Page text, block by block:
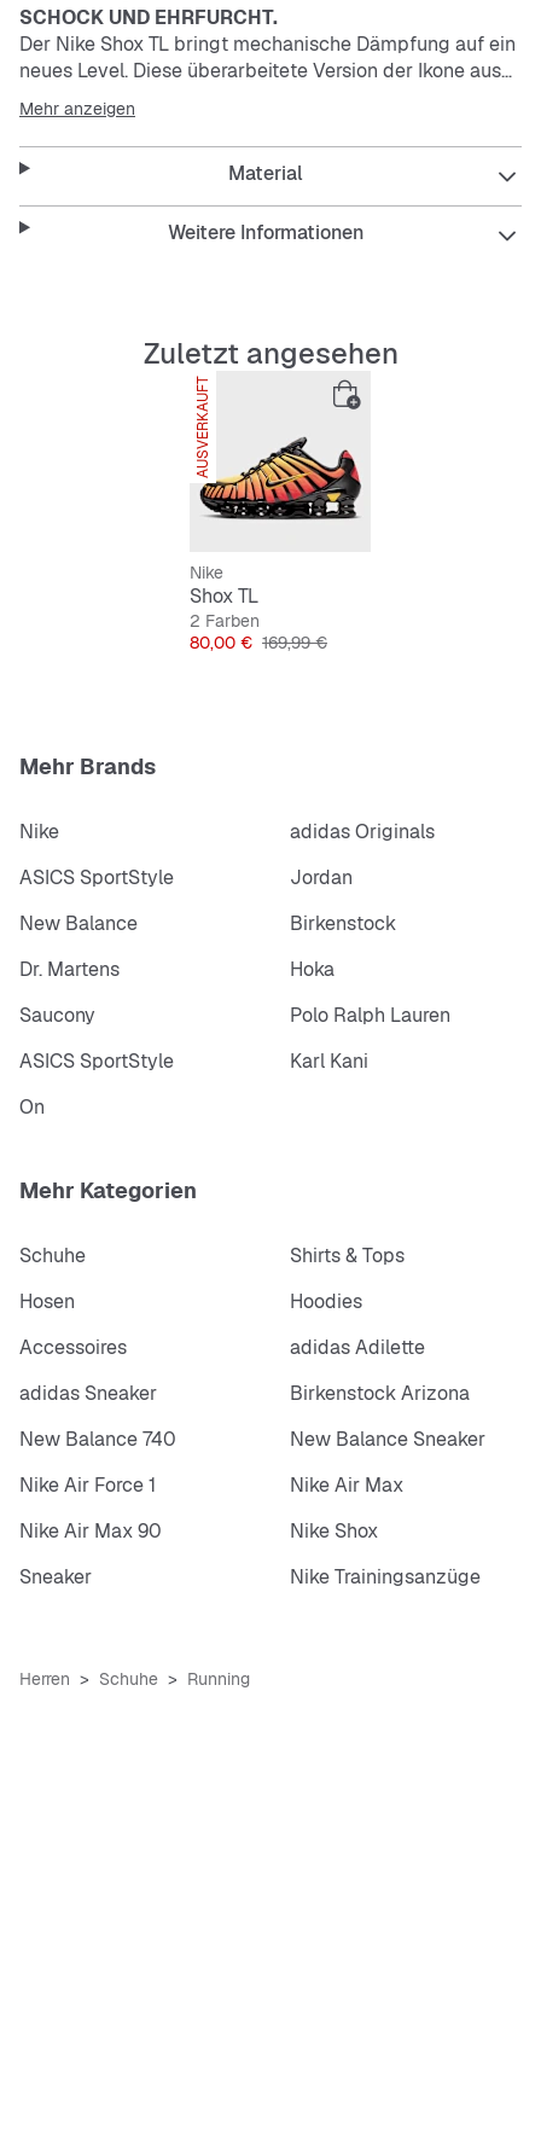
SCHOCK UND EHRFURCHT.
Der Nike Shox TL bringt mechanische Dämpfung auf ein
neues Level. Diese überarbeitete Version der Ikone aus
dem Jahr 2003 sorgt mit atmungsaktivem Mesh im
Obermaterial und durchgehender Nike Shox-
Technologie für optimalen Aufprallschutz und verleiht
dir auf der Straße einen markanten Look.
Die Nike Shox-Technologie kombiniert robuste, flexible
Cage ist eine fast exakte Nachbildung des Nike Shox TL
Vorgeformte Überzüge im Mittelfuß gewährleisten Halt
und eine eng anliegende Passform.
Eine TPU-Platte in der Ferse sowie zwischen der
Mittelsohle und der Nike Shox-Technologie maximiert
die seitliche Stabilität und den Halt.
Das farbechte Vollgummi in der modifizierten
Außensohle mit Waffelprofil sorgt für ausgezeichnete
Traktion und Strapazierfähigkeit.
Mehr anzeigen
Material
Weitere Informationen
Zuletzt angesehen
AUSVERKAUFT
Nike
Shox TL
2 Farben
Preis
80,00 € Originalpreis
169,99 €
Mehr Brands
Nike
adidas Originals
ASICS SportStyle
Jordan
New Balance
Birkenstock
Dr. Martens
Hoka
Saucony
Polo Ralph Lauren
ASICS SportStyle
Karl Kani
On
Mehr Kategorien
Schuhe
Shirts & Tops
Hosen
Hoodies
Accessoires
adidas Adilette
adidas Sneaker
Birkenstock Arizona
New Balance 740
New Balance Sneaker
Nike Air Force 1
Nike Air Max
Nike Air Max 90
Nike Shox
Sneaker
Nike Trainingsanzüge
Herren Schuhe Running